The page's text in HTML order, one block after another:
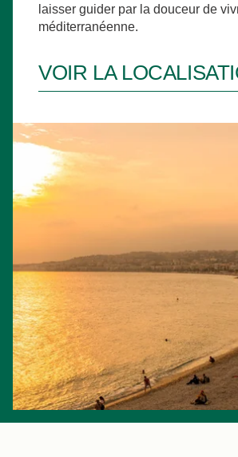
laisser guider par la douceur de
méditerranéenne.
VOIR LA